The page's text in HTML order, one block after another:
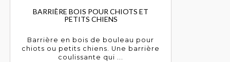
BARRIÈRE BOIS POUR CHIOTS ET
PETITS CHIENS
Barrière en bois de bouleau pour
chiots ou petits chiens. Une barrière
coulissante qui ...